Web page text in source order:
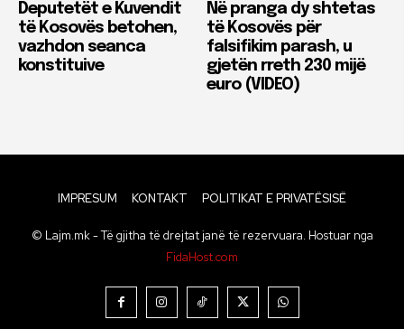
Deputetët e Kuvendit
të Kosovës betohen,
vazhdon seanca
konstituive
Në pranga dy shtetas
të Kosovës për
falsifikim parash, u
gjetën rreth 230 mijë
euro (VIDEO)
IMPRESUM KONTAKT POLITIKAT E PRIVATËSISË
© Lajm.mk - Të gjitha të drejtat janë të rezervuara. Hostuar nga
FidaHost.com